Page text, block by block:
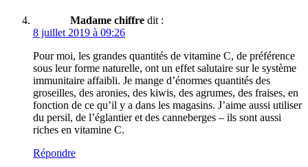
Madame chiffre dit :
8 juillet 2019 à 09:26
Pour moi, les grandes quantités de vitamine C, de préférence
sous leur forme naturelle, ont un effet salutaire sur le système
immunitaire affaibli. Je mange d’énormes quantités des
groseilles, des aronies, des kiwis, des agrumes, des fraises, en
fonction de ce qu’il y a dans les magasins. J’aime aussi utiliser
du persil, de l’églantier et des canneberges – ils sont aussi
riches en vitamine C.
Répondre